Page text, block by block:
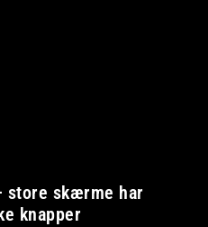
store skærme har
knapper